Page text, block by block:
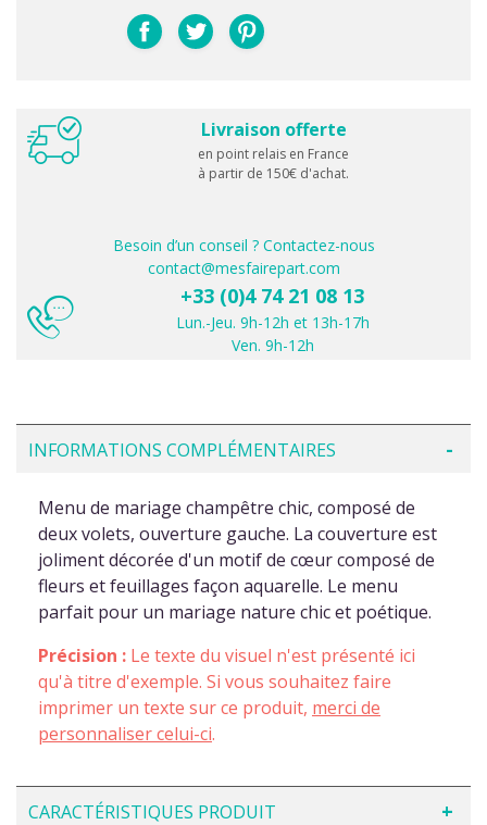
Livraison offerte
en point relais en France
à partir de 150€ d'achat.
Besoin d’un conseil ? Contactez-nous
contact@mesfairepart.com
+33 (0)4 74 21 08 13
Lun.-Jeu. 9h-12h et 13h-17h
Ven. 9h-12h
INFORMATIONS COMPLÉMENTAIRES
Menu de mariage champêtre chic, composé de
deux volets, ouverture gauche. La couverture est
joliment décorée d'un motif de cœur composé de
fleurs et feuillages façon aquarelle. Le menu
parfait pour un mariage nature chic et poétique.
Précision : Le texte du visuel n'est présenté ici
qu'à titre d'exemple. Si vous souhaitez faire
imprimer un texte sur ce produit, merci de
personnaliser celui-ci.
CARACTÉRISTIQUES PRODUIT